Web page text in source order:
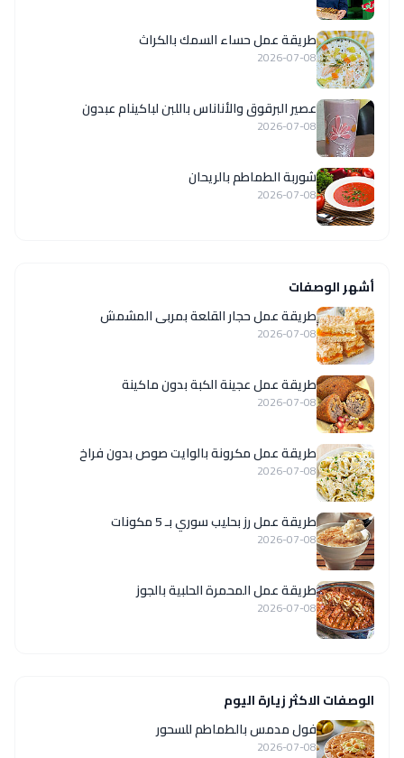
طريقة عمل حساء السمك بالكراث
2026-07-08
عصير البرقوق والأناناس باللبن لباكينام عبدون
2026-07-08
شوربة الطماطم بالريحان
2026-07-08
أشهر الوصفات
طريقة عمل حجار القلعة بمربى المشمش
2026-07-08
طريقة عمل عجينة الكبة بدون ماكينة
2026-07-08
طريقة عمل مكرونة بالوايت صوص بدون فراخ
2026-07-08
طريقة عمل رز بحليب سوري بـ 5 مكونات
2026-07-08
طريقة عمل المحمرة الحلبية بالجوز
2026-07-08
الوصفات الاكثر زيارة اليوم
فول مدمس بالطماطم للسحور
2026-07-08